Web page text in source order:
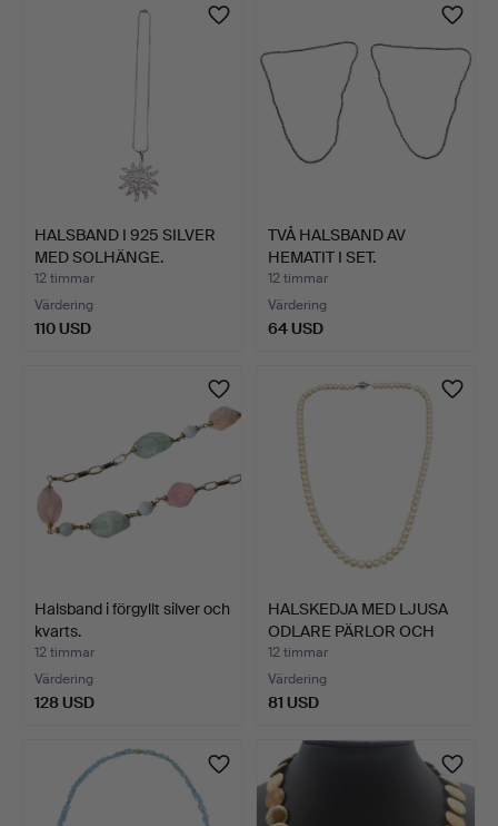
HALSBAND I 925 SILVER
MED SOLHÄNGE.
12 timmar
Värdering
110 USD
TVÅ HALSBAND AV
HEMATIT I SET.
12 timmar
Värdering
64 USD
Halsband i förgyllt silver och
kvarts.
12 timmar
Värdering
128 USD
HALSKEDJA MED LJUSA
ODLARE PÄRLOR OCH
MAGN…
12 timmar
Värdering
81 USD